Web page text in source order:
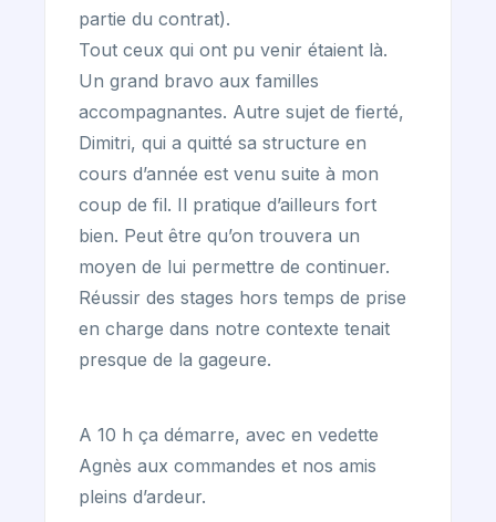
partie du contrat).
Tout ceux qui ont pu venir étaient là.
Un grand bravo aux familles
accompagnantes. Autre sujet de fierté,
Dimitri, qui a quitté sa structure en
cours d’année est venu suite à mon
coup de fil. Il pratique d’ailleurs fort
bien. Peut être qu’on trouvera un
moyen de lui permettre de continuer.
Réussir des stages hors temps de prise
en charge dans notre contexte tenait
presque de la gageure.
A 10 h ça démarre, avec en vedette
Agnès aux commandes et nos amis
pleins d’ardeur.